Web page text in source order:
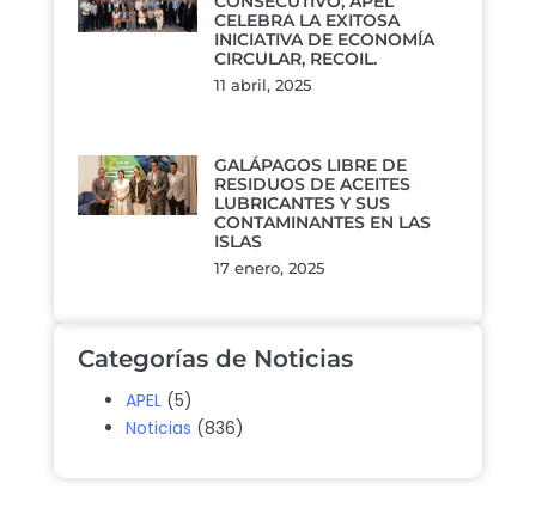
CELEBRA LA EXITOSA
INICIATIVA DE ECONOMÍA
CIRCULAR, RECOIL.
11 abril, 2025
GALÁPAGOS LIBRE DE
RESIDUOS DE ACEITES
LUBRICANTES Y SUS
CONTAMINANTES EN LAS
ISLAS
17 enero, 2025
Categorías de Noticias
APEL (5)
Noticias (836)